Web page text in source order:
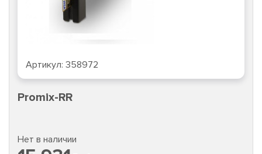
Артикул: 358972
Promix-RR
Нет в наличии